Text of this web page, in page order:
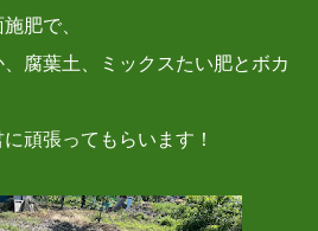
肥で、
腐葉土、ミックスたい肥とボカ
頑張ってもらいます！